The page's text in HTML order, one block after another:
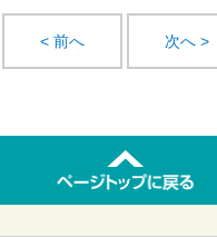
< 前へ 次へ >